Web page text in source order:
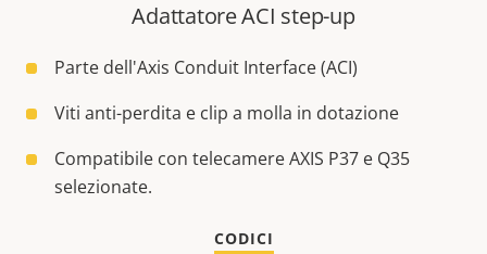
Adattatore ACI step-up
Parte dell'Axis Conduit Interface (ACI)
Viti anti-perdita e clip a molla in dotazione
Compatibile con telecamere AXIS P37 e Q35
selezionate.
CODICI